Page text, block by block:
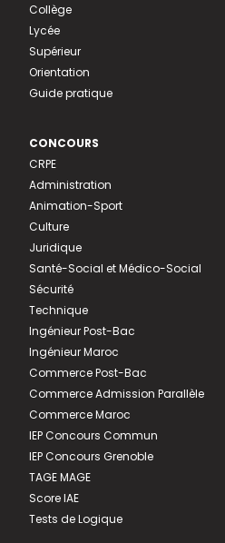
Collège
Lycée
Supérieur
Orientation
Guide pratique
CONCOURS
CRPE
Administration
Animation-Sport
Culture
Juridique
Santé-Social et Médico-Social
Sécurité
Technique
Ingénieur Post-Bac
Ingénieur Maroc
Commerce Post-Bac
Commerce Admission Parallèle
Commerce Maroc
IEP Concours Commun
IEP Concours Grenoble
TAGE MAGE
Score IAE
Tests de Logique